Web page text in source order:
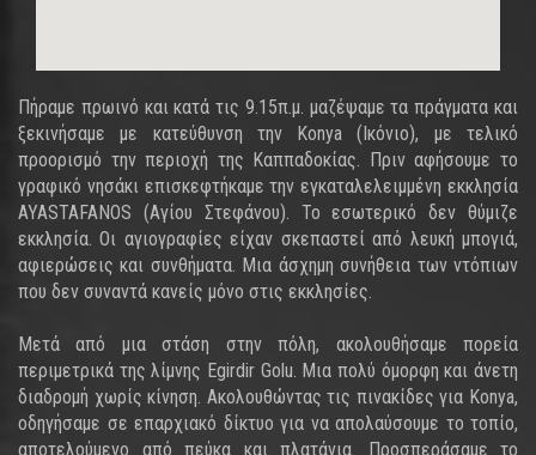
Πήραμε πρωινό και κατά τις 9.15π.μ. μαζέψαμε τα πράγματα και
ξεκινήσαμε με κατεύθυνση την Konya (Ικόνιο), με τελικό
προορισμό την περιοχή της Καππαδοκίας. Πριν αφήσουμε το
γραφικό νησάκι επισκεφτήκαμε την εγκαταλελειμμένη εκκλησία
AYASTAFANOS (Αγίου Στεφάνου). Το εσωτερικό δεν θύμιζε
εκκλησία. Οι αγιογραφίες είχαν σκεπαστεί από λευκή μπογιά,
αφιερώσεις και συνθήματα. Μια άσχημη συνήθεια των ντόπιων
που δεν συναντά κανείς μόνο στις εκκλησίες.
Μετά από μια στάση στην πόλη, ακολουθήσαμε πορεία
περιμετρικά της λίμνης Egirdir Golu. Μια πολύ όμορφη και άνετη
διαδρομή χωρίς κίνηση. Ακολουθώντας τις πινακίδες για Konya,
οδηγήσαμε σε επαρχιακό δίκτυο για να απολαύσουμε το τοπίο,
αποτελούμενο από πεύκα και πλατάνια. Προσπεράσαμε το